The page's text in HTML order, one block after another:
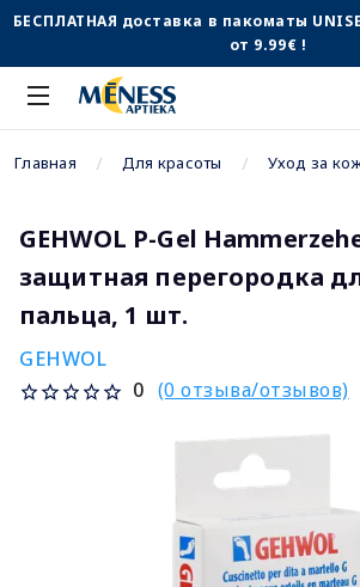
БЕСПЛАТНАЯ доставка в пакоматы
от 9.99€ !
Главная Для красоты Уход за
GEHWOL P-Gel
защитная перегородка
пальца, 1 шт.
GEHWOL
0 (0 отзыва/отзывов)